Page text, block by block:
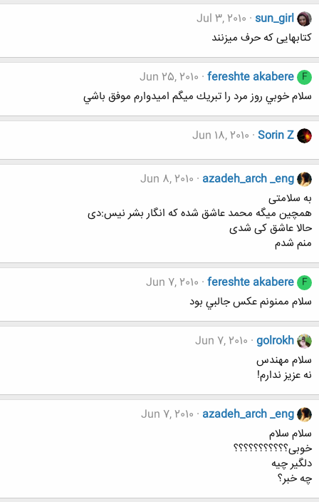
sun_girl
Jul 3, 2010
کتابهایی که حرف میزنند
F
fereshte akabere
Jun 25, 2010
سلام خوبي روز مرد را تبريك ميگم اميدوارم موفق باشي
Sorin Z
Jun 18, 2010
azadeh_arch _eng
Jun 8, 2010
به سلامتی
همچین میگه محمد عاشق شده که انگار بشر نیس:دی
حالا عاشق کی شدی
منم شدم
F
fereshte akabere
Jun 7, 2010
سلام ممنونم عكس جالبي بود
golrokh
Jun 7, 2010
سلام مهندس
نه عزیز ندارم!
azadeh_arch _eng
Jun 7, 2010
سلام سلام
خوبی؟؟؟؟؟؟؟؟؟؟؟
دلگیر چیه
چه خبر؟